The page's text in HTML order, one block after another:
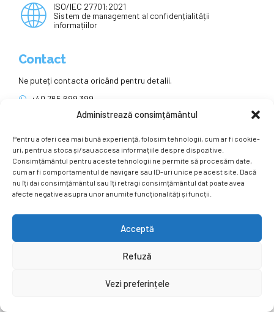
Administrează consimțământul
Pentru a oferi cea mai bună experiență, folosim tehnologii, cum ar fi cookie-
uri, pentru a stoca și/sau accesa informațiile despre dispozitive.
Consimțământul pentru aceste tehnologii ne permite să procesăm date,
cum ar fi comportamentul de navigare sau ID-uri unice pe acest site. Dacă
nu îți dai consimțământul sau îți retragi consimțământul dat poate avea
afecte negative asupra unor anumite funcționalități și funcții.
Acceptă
Refuză
Vezi preferințele
ISO/IEC 27701:2021
Sistem de management al confidențialității
informațiilor
Contact
Ne puteți contacta oricând pentru detalii.
+40 765 699 399
office@eueducenter.ro
Rețele sociale